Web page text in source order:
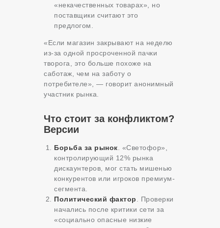
«некачественных товарах», но
поставщики считают это
предлогом.
«Если магазин закрывают на неделю
из-за одной просроченной пачки
творога, это больше похоже на
саботаж, чем на заботу о
потребителе», — говорит анонимный
участник рынка.
Что стоит за конфликтом?
Версии
Борьба за рынок . «Светофор»,
контролирующий 12% рынка
дискаунтеров, мог стать мишенью
конкурентов или игроков премиум-
сегмента.
Политический фактор . Проверки
начались после критики сети за
«социально опасные низкие